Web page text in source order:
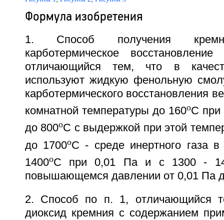
Формула изобретения
1. Способ получения
карботермическое
отличающийся тем, что в
используют жидкую фенольную
карботермического восстановления
комнатной температуры до 160oC
до 800oC с выдержкой при этой
до 1700oC - среде инертного газа
1400oC при 0,01 Па и с 1300 -
повышающемся давлении от 0,01 Па
2. Способ по п. 1, отличающийся
диоксид кремния с содержанием